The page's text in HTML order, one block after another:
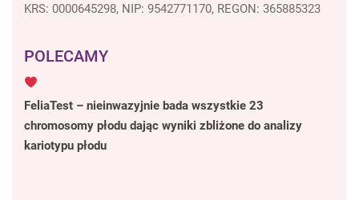
KRS: 0000645298, NIP: 9542771170, REGON: 365885323
POLECAMY
FeliaTest – nieinwazyjnie bada wszystkie 23
chromosomy płodu dając wyniki zbliżone do analizy
kariotypu płodu